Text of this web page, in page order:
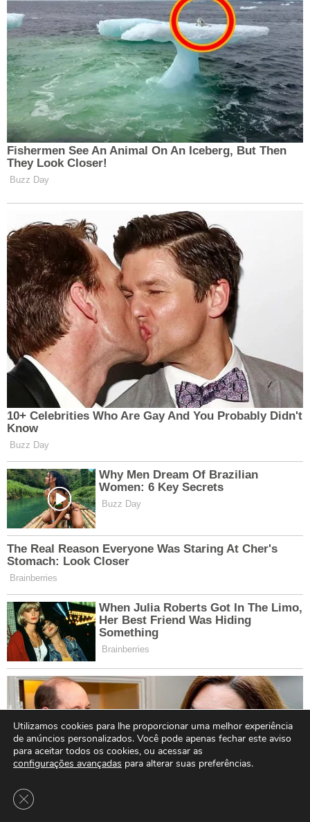
Utilizamos cookies para lhe proporcionar uma melhor experiência
de anúncios personalizados. Você pode apenas fechar este aviso
para aceitar todos os cookies, ou acessar as
configurações avançadas para alterar suas preferências.
Close GDPR Cookie Banner